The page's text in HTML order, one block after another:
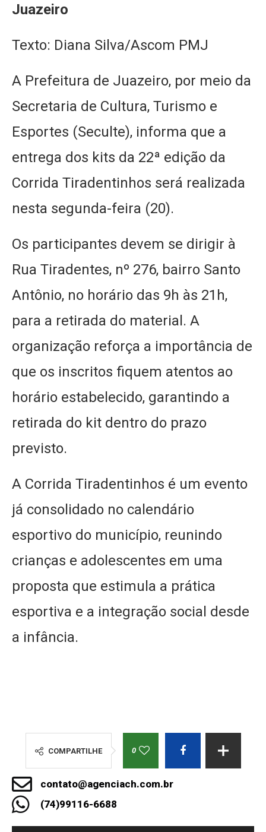
Juazeiro
Texto: Diana Silva/Ascom PMJ
A Prefeitura de Juazeiro, por meio da
Secretaria de Cultura, Turismo e
Esportes (Seculte), informa que a
entrega dos kits da 22ª edição da
Corrida Tiradentinhos será realizada
nesta segunda-feira (20).
Os participantes devem se dirigir à
Rua Tiradentes, nº 276, bairro Santo
Antônio, no horário das 9h às 21h,
para a retirada do material. A
organização reforça a importância de
que os inscritos fiquem atentos ao
horário estabelecido, garantindo a
retirada do kit dentro do prazo
previsto.
A Corrida Tiradentinhos é um evento
já consolidado no calendário
esportivo do município, reunindo
crianças e adolescentes em uma
proposta que estimula a prática
esportiva e a integração social desde
a infância.
COMPARTILHE 0
contato@agenciach.com.br
(74)99116-6688